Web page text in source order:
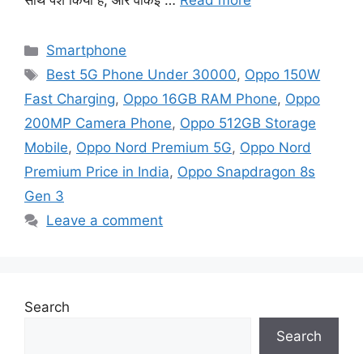
Categories
Smartphone
Tags
Best 5G Phone Under 30000, Oppo 150W
Fast Charging, Oppo 16GB RAM Phone, Oppo
200MP Camera Phone, Oppo 512GB Storage
Mobile, Oppo Nord Premium 5G, Oppo Nord
Premium Price in India, Oppo Snapdragon 8s
Gen 3
Leave a comment
Search
Search